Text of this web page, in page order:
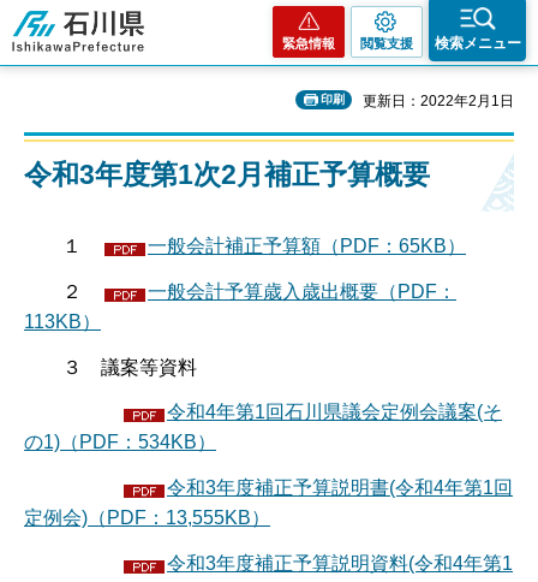
石川県
緊急情報 閲覧支援 検索メニュー
印刷 更新日：2022年2月1日
令和3年度第1次2月補正予算概要
１ 一般会計補正予算額（PDF：65KB）
２
一般会計予算歳入歳出概要（PDF：
113KB）
３ 議案等資料
令和4年第1回石川県議会定例会議案(そ
の1)（PDF：534KB）
令和3年度補正予算説明書(令和4年第1回
定例会)（PDF：13,555KB）
令和3年度補正予算説明資料(令和4年第1